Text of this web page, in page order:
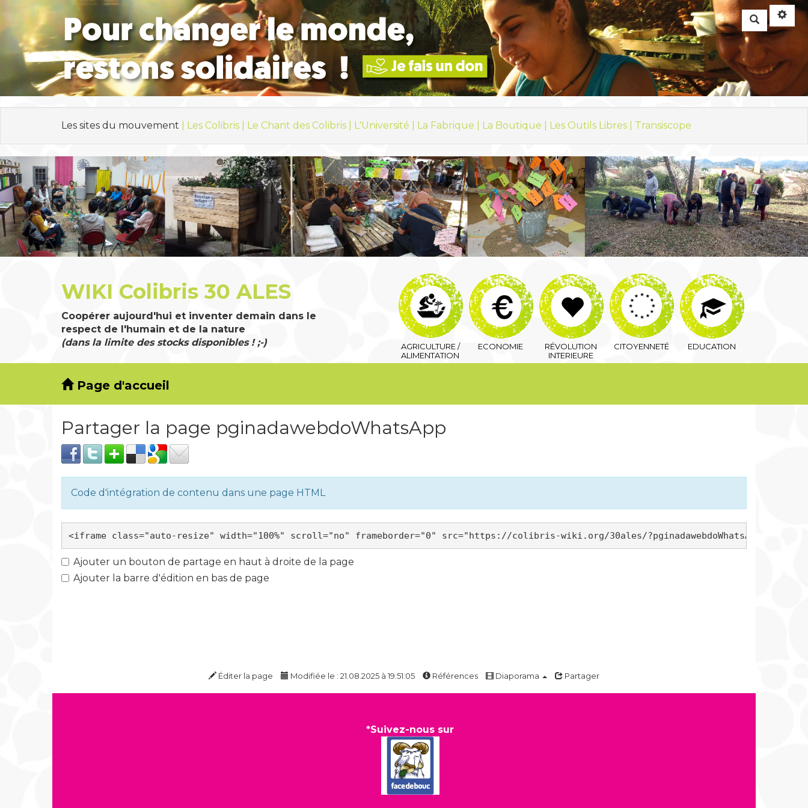
Rechercher
Les sites du mouvement | Les Colibris | Le Chant des Colibris | L'Université | La Fabrique | La Boutique | Les Outils Libres | Transiscope
WIKI Colibris 30 ALES
Coopérer aujourd'hui et inventer demain dans le
respect de l'humain et de la nature
(dans la limite des stocks disponibles ! ;-)
Page d'accueil
AGRICULTURE /
ALIMENTATION
ECONOMIE
RÉVOLUTION
INTERIEURE
CITOYENNETÉ EDUCATION
Partager la page pginadawebdoWhatsApp
Code d'intégration de contenu dans une page HTML
Ajouter un bouton de partage en haut à droite de la page
Ajouter la barre d'édition en bas de page
Éditer la page Modifiée le : 21.08.2025 à 19:51:05 Références Diaporama Partager
*Suivez-nous sur